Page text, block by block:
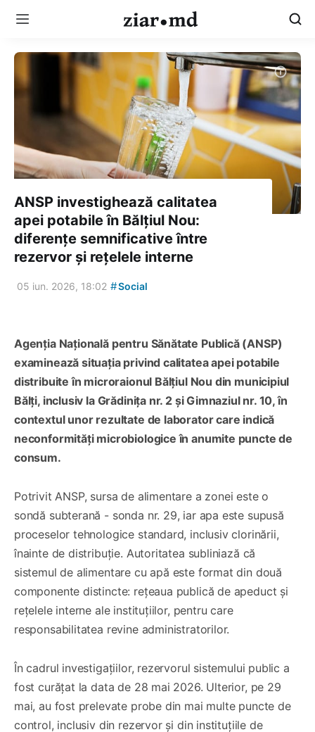
ANSP investighează calitatea
apei potabile în Bălțiul Nou:
diferențe semnificative între
rezervor și rețelele interne
05 iun. 2026, 18:02 #Social
Agenția Națională pentru Sănătate Publică (ANSP)
examinează situația privind calitatea apei potabile
distribuite în microraionul Bălțiul Nou din municipiul
Bălți, inclusiv la Grădinița nr. 2 și Gimnaziul nr. 10, în
contextul unor rezultate de laborator care indică
neconformități microbiologice în anumite puncte de
consum.
Potrivit ANSP, sursa de alimentare a zonei este o
sondă subterană - sonda nr. 29, iar apa este supusă
proceselor tehnologice standard, inclusiv clorinării,
înainte de distribuție. Autoritatea subliniază că
sistemul de alimentare cu apă este format din două
componente distincte: rețeaua publică de apeduct și
rețelele interne ale instituțiilor, pentru care
responsabilitatea revine administratorilor.
În cadrul investigațiilor, rezervorul sistemului public a
fost curățat la data de 28 mai 2026. Ulterior, pe 29
mai, au fost prelevate probe din mai multe puncte de
control, inclusiv din rezervor și din instituțiile de